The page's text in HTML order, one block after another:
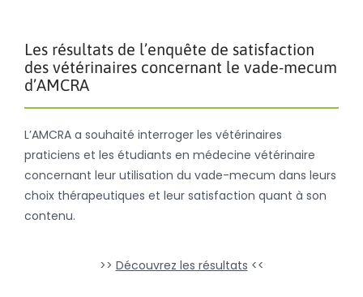
Les résultats de l’enquête de satisfaction
des vétérinaires concernant le vade-mecum
d’AMCRA
L’AMCRA a souhaité interroger les vétérinaires
praticiens et les étudiants en médecine vétérinaire
concernant leur utilisation du vade-mecum dans leurs
choix thérapeutiques et leur satisfaction quant à son
contenu.
>> Découvrez les résultats <<